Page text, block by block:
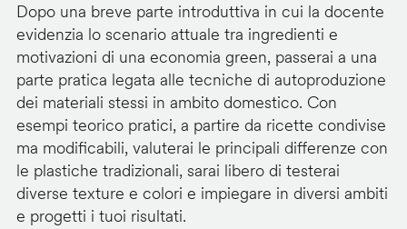
Dopo una breve parte introduttiva in cui la docente
evidenzia lo scenario attuale tra ingredienti e
motivazioni di una economia green, passerai a una
parte pratica legata alle tecniche di autoproduzione
dei materiali stessi in ambito domestico. Con
esempi teorico pratici, a partire da ricette condivise
ma modificabili, valuterai le principali differenze con
le plastiche tradizionali, sarai libero di testerai
diverse texture e colori e impiegare in diversi ambiti
e progetti i tuoi risultati.